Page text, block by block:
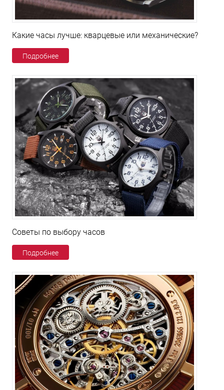
Какие часы лучше: кварцевые или механические?
Подробнее
Советы по выбору часов
Подробнее